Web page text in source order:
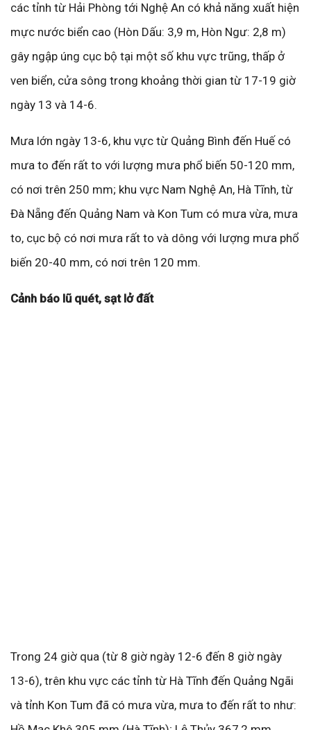
các tỉnh từ Hải Phòng tới Nghệ An có khả năng xuất hiện
mực nước biển cao (Hòn Dấu: 3,9 m, Hòn Ngư: 2,8 m)
gây ngập úng cục bộ tại một số khu vực trũng, thấp ở
ven biển, cửa sông trong khoảng thời gian từ 17-19 giờ
ngày 13 và 14-6.
Mưa lớn ngày 13-6, khu vực từ Quảng Bình đến Huế có
mưa to đến rất to với lượng mưa phổ biến 50-120 mm,
có nơi trên 250 mm; khu vực Nam Nghệ An, Hà Tĩnh, từ
Đà Nẵng đến Quảng Nam và Kon Tum có mưa vừa, mưa
to, cục bộ có nơi mưa rất to và dông với lượng mưa phổ
biến 20-40 mm, có nơi trên 120 mm.
Cảnh báo lũ quét, sạt lở đất
Trong 24 giờ qua (từ 8 giờ ngày 12-6 đến 8 giờ ngày
13-6), trên khu vực các tỉnh từ Hà Tĩnh đến Quảng Ngãi
và tỉnh Kon Tum đã có mưa vừa, mưa to đến rất to như: